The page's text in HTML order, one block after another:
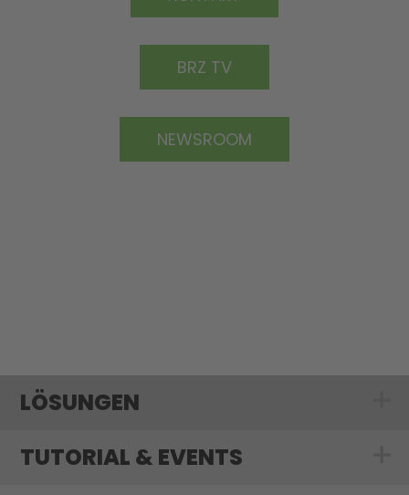
BRZ TV
NEWSROOM
LÖSUNGEN
TUTORIAL & EVENTS